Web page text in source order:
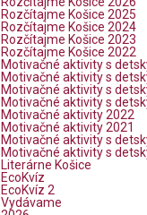
Rozčítajme Košice 2025
Rozčítajme Košice 2024
Rozčítajme Košice 2023
Rozčítajme Košice 2022
Motivačné aktivity s
Motivačné aktivity s
Motivačné aktivity s
Motivačné aktivity s
Motivačné aktivity 2022
Motivačné aktivity 2021
Motivačné aktivity s
Motivačné aktivity s
Literárne Košice
EcoKvíz
EcoKvíz 2
Vydávame